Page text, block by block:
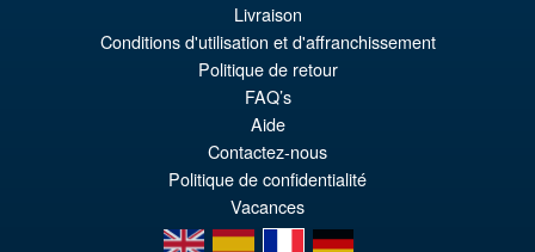
IN DEN WARENKORB
Livraison
Conditions d'utilisation et d'affranchissement
Politique de retour
FAQ’s
Aide
Contactez-nous
Politique de confidentialité
Vacances
en
es fr de